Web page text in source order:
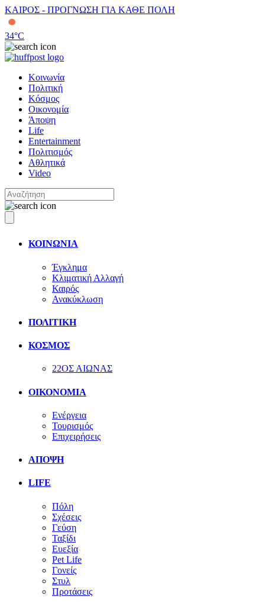
ΚΑΙΡΟΣ - ΠΡΟΓΝΩΣΗ ΓΙΑ ΚΑΘΕ ΠΟΛΗ
34°C
Κοινωνία
Πολιτική
Κόσμος
Οικονομία
Άποψη
Life
Entertainment
Πολιτισμός
Αθλητικά
Video
ΚΟΙΝΩΝΙΑ
Έγκλημα
Κλιματική Αλλαγή
Καιρός
Ανακύκλωση
ΠΟΛΙΤΙΚΗ
ΚΟΣΜΟΣ
22ΟΣ ΑΙΩΝΑΣ
ΟΙΚΟΝΟΜΙΑ
Ενέργεια
Τουρισμός
Επιχειρήσεις
ΑΠΟΨΗ
LIFE
Πόλη
Σχέσεις
Γεύση
Ταξίδι
Ευεξία
Pet Life
Γονείς
Στυλ
Προτάσεις